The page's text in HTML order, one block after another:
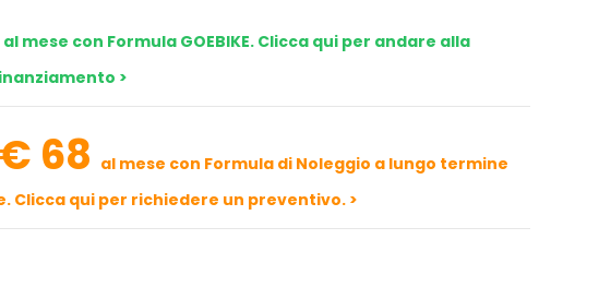
al mese con Formula GOEBIKE. Clicca qui per andare alla
>
€ 68 al mese con Formula di Noleggio a lungo termine
Clicca qui per richiedere un preventivo. >